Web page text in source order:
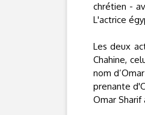
chrétien -
L'actrice
Les deux
Chahine,
nom
prenante
Omar Sharif